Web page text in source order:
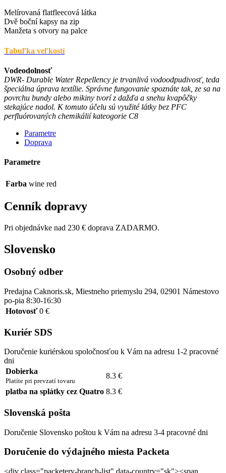
Melírovaná flatfleecová látka
Dvě boční kapsy na zip
Manžeta s otvory na palce
Tabuľka veľkostí
Vodeodolnosť
DWR- Durable Water Repellency je trvanlivá vodoodpudivosť, teda
špeciálna úprava textílie. Správne fungovanie spoznáte tak, ze sa na
povrchu bundy alebo mikiny tvorí z dažďa a snehu kvapôčky
stekajúce nadol. K tomuto účelu sú využité látky bez PFC
perfluórovaných chemikálií kateogorie C8
Parametre
Doprava
Parametre
Farba wine red
Cenník dopravy
Pri objednávke nad 230 € doprava ZADARMO.
Slovensko
Osobný odber
Predajna Caknoris.sk, Miestneho priemyslu 294, 02901 Námestovo
po-pia 8:30-16:30
Hotovosť 0 €
Kuriér SDS
Doručenie kuriérskou spoločnosťou k Vám na adresu 1-2 pracovné
dni
Dobierka
Platíte pri prevzatí tovaru
8.3 €
platba na splátky cez Quatro 8.3 €
Slovenská pošta
Doručenie Slovensko poštou k Vám na adresu 3-4 pracovné dni
Doručenie do výdajného miesta Packeta